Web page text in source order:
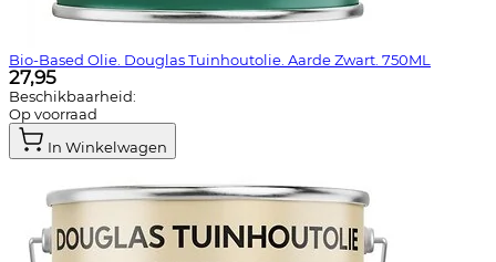
Bio-Based Olie. Douglas Tuinhoutolie. Aarde Zwart. 750ML
27,95
Beschikbaarheid:
Op voorraad
In Winkelwagen